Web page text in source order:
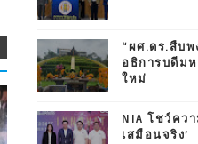
“ผศ.ดร.สืบ
อธิการบดีม
ใหม่
NIA โชว์คว
เสมือนจริง’